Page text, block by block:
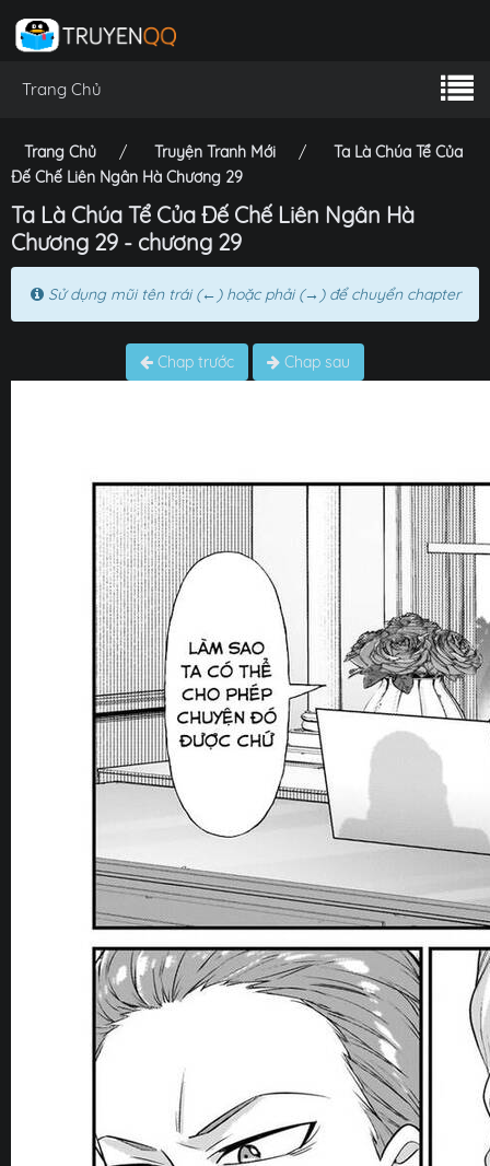
Trang Chủ
Trang Chủ Truyện Tranh Mới
Ta Là Chúa Tể Của
Đế Chế Liên Ngân Hà Chương 29
Ta Là Chúa Tể Của Đế Chế Liên Ngân Hà
Chương 29 - chương 29
Sử dụng mũi tên trái (←) hoặc phải (→) để chuyển chapter
Chap trước Chap sau